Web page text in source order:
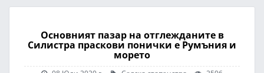
Основният пазар на отглежданите в
Силистра праскови понички е Румъния и
морето